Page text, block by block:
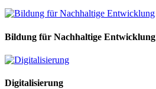
Bildung für Nachhaltige Entwicklung
Digitalisierung